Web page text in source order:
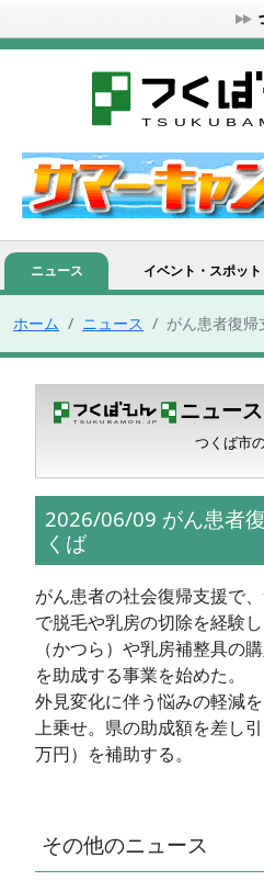
ニュース イベント・スポット
ホーム ニュース がん患者復
ニュース
つくば市
2026/06/09 がん患者
くば
がん患者の社会復帰支援で
で脱毛や乳房の切除を経験
（かつら）や乳房補整具の
を助成する事業を始めた。
外見変化に伴う悩みの軽減
上乗せ。県の助成額を差し
万円）を補助する。
その他のニュース